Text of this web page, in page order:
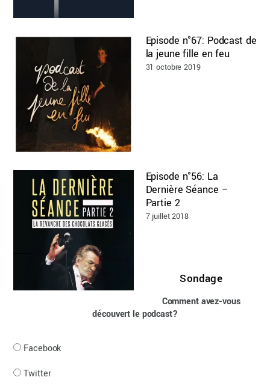
Episode n°67: Podcast de
la jeune fille en feu
31 octobre 2019
Episode n°56: La
Dernière Séance –
Partie 2
7 juillet 2018
Sondage
Comment avez-vous
découvert le podcast?
Facebook
Twitter